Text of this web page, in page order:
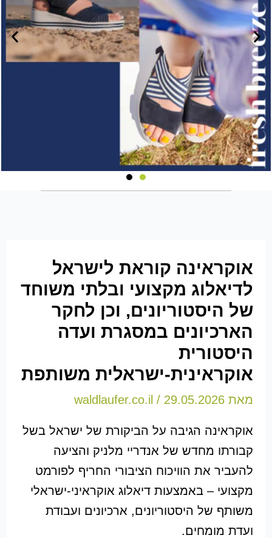
אוקראינה קוראת לישראל
לדיאלוג מקצועי ובלתי משוחד
של היסטוריונים, וכן לחקר
הארכיונים במסגרת ועדה
היסטורית
אוקראינית-ישראלית משותפת
מאת waldlaufer.co.il/ 29.05.2026
אוקראינה הגיבה על הביקורת של ישראל בשל
קבורתו מחדש של אנדריי מלניק והציעה
להעביר את הוויכוח הציבורי החריף לפורמט
מקצועי – באמצעות דיאלוג אוקראיני-ישראלי
משותף של היסטוריונים, ארכיונים ועבודת
ועדת מומחים.